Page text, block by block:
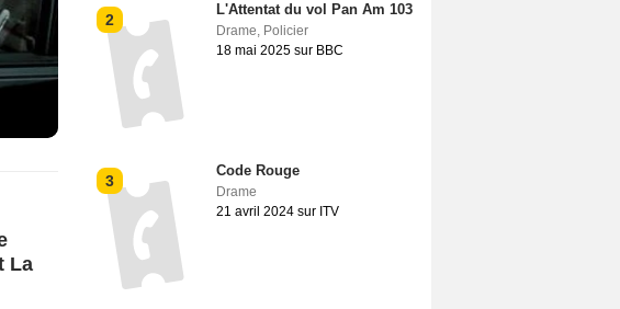
La
2
L'Attentat du vol Pan Am 103
Drame, Policier
18 mai 2025 sur BBC
3
Code Rouge
Drame
21 avril 2024 sur ITV